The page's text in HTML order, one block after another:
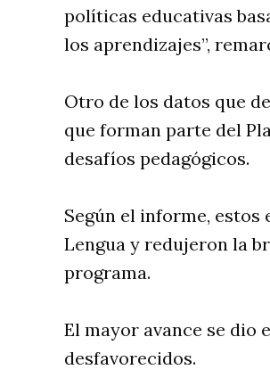
políticas educativas
los aprendizajes”,
Otro de los datos que
que forman parte del
desafíos pedagógicos.
Según el informe,
Lengua y redujeron la
programa.
El mayor avance se dio
desfavorecidos.